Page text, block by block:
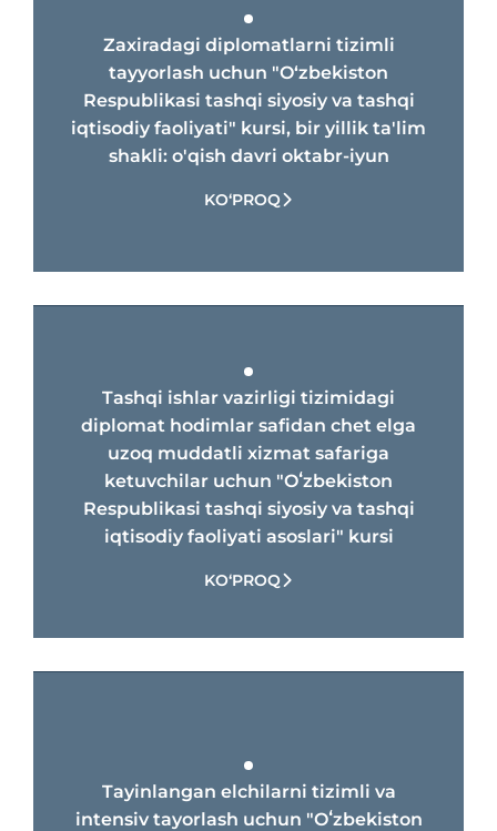
Respublikasining tashqi siyosiy va tashqi
iqtisodiy faoliyati” mavzusidagi birinchi oʻquv
kursiga Tashqi ishlar vazirligi, Investitsiyalar va
tashqi savdo vazirligi, Mudofaa vazirligi va
Oʻzbekiston Respublikasi Oliy Majlisi
Qonunchilik palatasi vakillaridan iborat 26 nafar
tinglovchi qabul qilindi.
Oʻzbekiston Respublikasi Prezidenti
Dipakademiya oʻquv jarayoniga xalqaro
munosabatlar sohasida chuqur nazariy bilim va
katta amaliy tajribaga ega milliy va xorijiy
mutaxassislar jalb etildi.
2022-yil 27-dekabr kuni yuqorida koʻrsatilgan
tinglovchilarga Diplomatik akademiya
Zaxiradagi diplomatlarni tizimli
tayyorlash uchun "O‘zbekiston
Respublikаsi tаshqi siyosiy vа tаshqi
iqtisodiy fаoliyati" kursi, bir yillik ta'lim
shakli: o'qish davri oktabr-iyun
KO‘PROQ
Tashqi ishlar vazirligi tizimidagi
diplomat hodimlar safidan chet elga
uzoq muddatli xizmat safariga
ketuvchilar uchun "Oʻzbekiston
Respublikasi tashqi siyosiy va tashqi
iqtisodiy faoliyati asoslari" kursi
KO‘PROQ
Tayinlangan elchilarni tizimli va
intensiv tayorlash uchun "Oʻzbekiston